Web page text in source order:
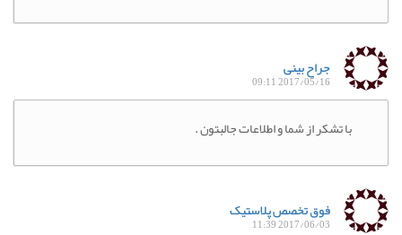
جراح بینی
2017/05/16 09:11
با تشکر از شما و اطلاعات جالبتون .
فوق تخصص پلاستیک
2017/06/03 11:39